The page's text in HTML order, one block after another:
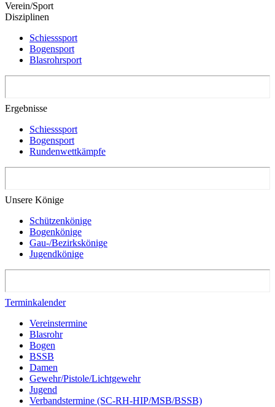
Verein/Sport
Disziplinen
Schiesssport
Bogensport
Blasrohrsport
Ergebnisse
Schiesssport
Bogensport
Rundenwettkämpfe
Unsere Könige
Schützenkönige
Bogenkönige
Gau-/Bezirkskönige
Jugendkönige
Terminkalender
Vereinstermine
Blasrohr
Bogen
BSSB
Damen
Gewehr/Pistole/Lichtgewehr
Jugend
Verbandstermine (SC-RH-HIP/MSB/BSSB)